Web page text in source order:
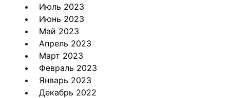
Июль 2023
Июнь 2023
Май 2023
Апрель 2023
Март 2023
Февраль 2023
Январь 2023
Декабрь 2022